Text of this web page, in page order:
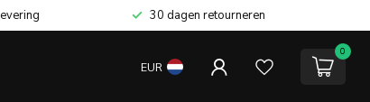
30 dagen retourneren
EUR
0